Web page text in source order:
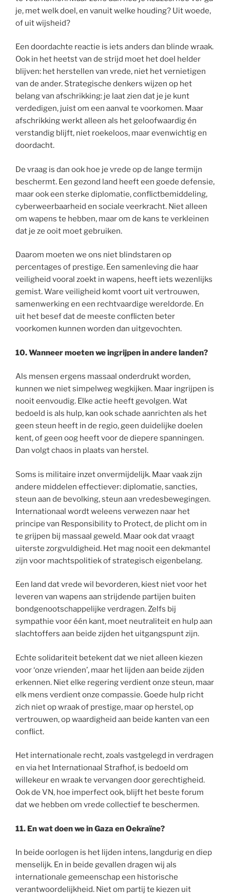
je, met welk doel, en vanuit welke houding? Uit woede,
of uit wijsheid?
Een doordachte reactie is iets anders dan blinde wraak.
Ook in het heetst van de strijd moet het doel helder
blijven: het herstellen van vrede, niet het vernietigen
van de ander. Strategische denkers wijzen op het
belang van afschrikking: je laat zien dat je je kunt
verdedigen, juist om een aanval te voorkomen. Maar
afschrikking werkt alleen als het geloofwaardig én
verstandig blijft, niet roekeloos, maar evenwichtig en
doordacht.
De vraag is dan ook hoe je vrede op de lange termijn
beschermt. Een gezond land heeft een goede defensie,
maar ook een sterke diplomatie, conflictbemiddeling,
cyberweerbaarheid en sociale veerkracht. Niet alleen
om wapens te hebben, maar om de kans te verkleinen
dat je ze ooit moet gebruiken.
Daarom moeten we ons niet blindstaren op
percentages of prestige. Een samenleving die haar
veiligheid vooral zoekt in wapens, heeft iets wezenlijks
gemist. Ware veiligheid komt voort uit vertrouwen,
samenwerking en een rechtvaardige wereldorde. En
uit het besef dat de meeste conflicten beter
voorkomen kunnen worden dan uitgevochten.
10.Wanneer moeten we ingrijpen in andere landen?
Als mensen ergens massaal onderdrukt worden,
kunnen we niet simpelweg wegkijken. Maar ingrijpen is
nooit eenvoudig. Elke actie heeft gevolgen. Wat
bedoeld is als hulp, kan ook schade aanrichten als het
geen steun heeft in de regio, geen duidelijke doelen
kent, of geen oog heeft voor de diepere spanningen.
Dan volgt chaos in plaats van herstel.
Soms is militaire inzet onvermijdelijk. Maar vaak zijn
andere middelen effectiever: diplomatie, sancties,
steun aan de bevolking, steun aan vredesbewegingen.
Internationaal wordt weleens verwezen naar het
principe van Responsibility to Protect, de plicht om in
te grijpen bij massaal geweld. Maar ook dat vraagt
uiterste zorgvuldigheid. Het mag nooit een dekmantel
zijn voor machtspolitiek of strategisch eigenbelang.
Een land dat vrede wil bevorderen, kiest niet voor het
leveren van wapens aan strijdende partijen buiten
bondgenootschappelijke verdragen. Zelfs bij
sympathie voor één kant, moet neutraliteit en hulp aan
slachtoffers aan beide zijden het uitgangspunt zijn.
Echte solidariteit betekent dat we niet alleen kiezen
voor ‘onze vrienden’, maar het lijden aan beide zijden
erkennen. Niet elke regering verdient onze steun, maar
elk mens verdient onze compassie. Goede hulp richt
zich niet op wraak of prestige, maar op herstel, op
vertrouwen, op waardigheid aan beide kanten van een
conflict.
Het internationale recht, zoals vastgelegd in verdragen
en via het Internationaal Strafhof, is bedoeld om
willekeur en wraak te vervangen door gerechtigheid.
Ook de VN, hoe imperfect ook, blijft het beste forum
dat we hebben om vrede collectief te beschermen.
11. En wat doen we in Gaza en Oekraïne?
In beide oorlogen is het lijden intens, langdurig en diep
menselijk. En in beide gevallen dragen wij als
internationale gemeenschap een historische
verantwoordelijkheid. Niet om partij te kiezen uit